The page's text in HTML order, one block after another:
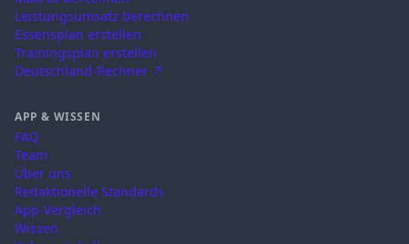
Leistungsumsatz berechnen
Essensplan erstellen
Trainingsplan erstellen
Deutschland-Rechner ↗
APP & WISSEN
FAQ
Team
Über uns
Redaktionelle Standards
App-Vergleich
Wissen